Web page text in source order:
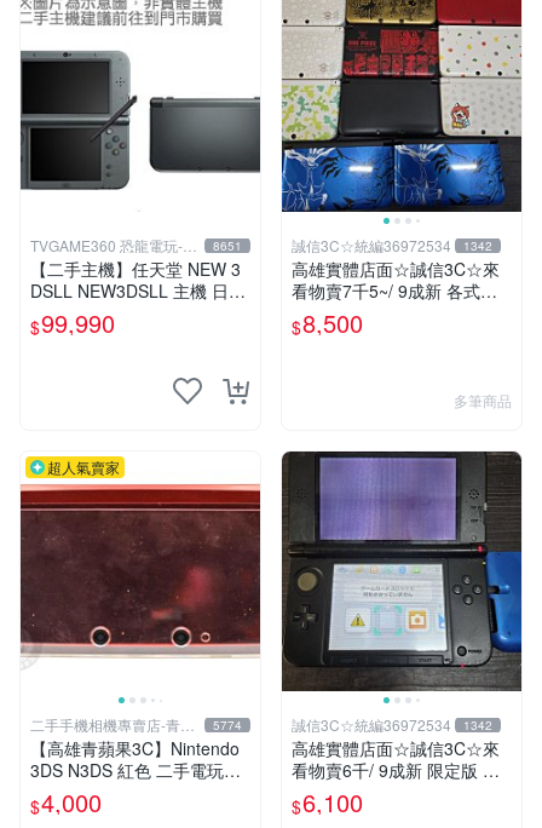
TVGAME360 恐龍電玩-台
中店
8651
【二手主機】任天堂 NEW 3
DSLL NEW3DSLL 主機 日文
版 日本機 金屬黑 附贈充電器
裸裝 台中恐龍電玩
$99,990
誠信3C☆統編36972534 1342
高雄實體店面☆誠信3C☆來
看物賣7千5~/ 9成新 各式限
定版 無改機 任天堂 3DS LL
日規主機 二手功能正常 也可
$8,500
多筆商品
超人氣賣家
二手手機相機專賣店-青蘋
果3c
5774
【高雄青蘋果3C】Nintendo
3DS N3DS 紅色 二手電玩主
機#102241
$4,000
誠信3C☆統編36972534 1342
高雄實體店面☆誠信3C☆來
看物賣6千/ 9成新 限定版 無
改機 任天堂 3DS LL 日規主
機 上螢幕不顯示 其他二手功
$6,100